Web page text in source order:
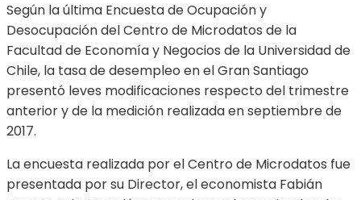
Según la última Encuesta de Ocupación y
Desocupación del Centro de Microdatos de la
Facultad de Economía y Negocios de la Universidad de
Chile, la tasa de desempleo en el Gran Santiago
presentó leves modificaciones respecto del trimestre
anterior y de la medición realizada en septiembre de
2017.
La encuesta realizada por el Centro de Microdatos fue
presentada por su Director, el economista Fabián